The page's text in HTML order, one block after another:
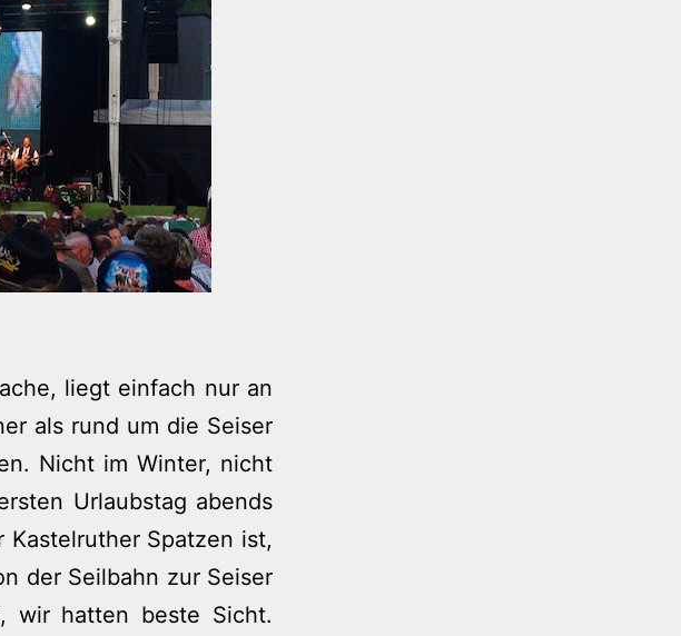
liegt einfach nur an
als rund um die Seiser
Nicht im Winter, nicht
Urlaubstag abends
Kastelruther Spatzen ist,
der Seilbahn zur Seiser
wir hatten beste Sicht.